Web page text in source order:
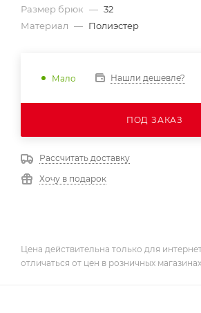
Размер брюк — 32
Материал — Полиэстер
Мало Нашли дешевле?
ПОД ЗАКАЗ
Рассчитать доставку
Хочу в подарок
Цена действительна только для
отличаться от цен в розничных магазинах